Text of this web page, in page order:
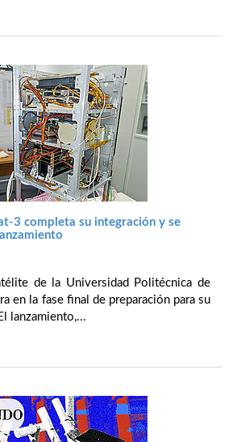
3 completa su integración y se
de la Universidad Politécnica de
en la fase final de preparación para su
lanzamiento,...